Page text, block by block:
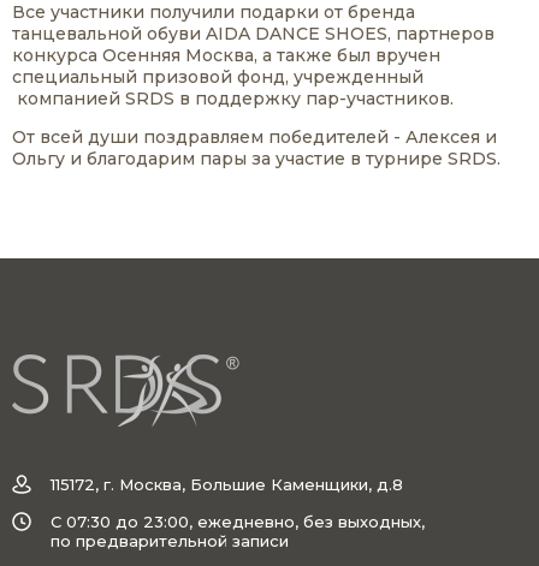
Все участники получили подарки от бренда
танцевальной обуви AIDA DANCE SHOES, партнеров
конкурса Осенняя Москва, а также был вручен
специальный призовой фонд, учрежденный
компанией SRDS в поддержку пар-участников.
От всей души поздравляем победителей - Алексея и
Ольгу и благодарим пары за участие в турнире SRDS.
115172, г. Москва, Большие Каменщики, д.8
C 07:30 до 23:00, ежедневно, без выходных,
по предварительной записи